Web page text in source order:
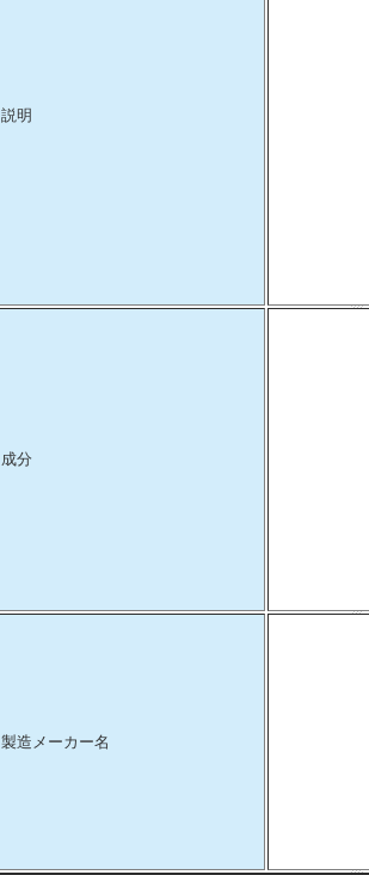
説明
成分
製造メーカー名